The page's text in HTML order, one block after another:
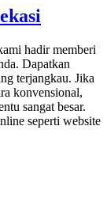
hadir memberi
Dapatkan
terjangkau. Jika
konvensional,
sangat besar.
seperti website